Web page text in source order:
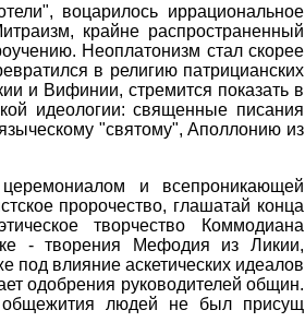
воцарилось иррациональное
крайне распространенный
Неоплатонизм стал скорее
в религию патрицианских
и Вифинии, стремится показать в
идеологии: священные писания
"святому", Аполлонию из
и всепроникающей
пророчество, глашатай конца
творчество Коммодиана
- творения Мефодия из Ликии,
под влияние аскетических идеалов
одобрения руководителей общин.
общежития людей не был присущ